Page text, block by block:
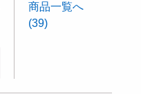
商品一覧へ
(39)